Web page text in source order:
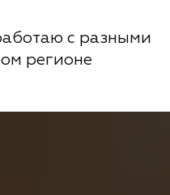
с разными
регионе